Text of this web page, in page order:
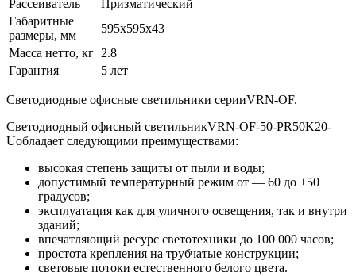
Рассеиватель
Призматический
Габаритные
размеры, мм
595x595x43
Масса нетто, кг 2.8
Гарантия
5 лет
Светодиодные офисные светильники серииVRN-OF.
Светодиодный офисный светильникVRN-OF-50-PR50K20-
Uобладает следующими преимуществами:
высокая степень защиты от пыли и воды;
допустимый температурный режим от — 60 до +50
градусов;
эксплуатация как для уличного освещения, так и внутри
зданий;
впечатляющий ресурс светотехники до 100 000 часов;
простота крепления на трубчатые конструкции;
световые потоки естественного белого цвета.